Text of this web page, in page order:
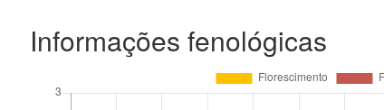
Informações fenológicas